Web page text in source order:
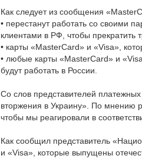
Как следует из сообщения
• перестанут работать со своими
клиентами в РФ, чтобы прекратить
• карты «MasterCard» и «Visa»,
• любые карты «MasterCard» и
будут работать в России.
Со слов представителей
вторжения в Украину». По мнению
чтобы мы реагировали в
Как сообщил представитель
и «Visa», которые выпущены